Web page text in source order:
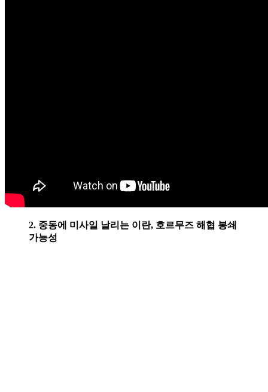
2. 중동에 미사일 날리는 이란, 호르무즈 해협 봉쇄
가능성